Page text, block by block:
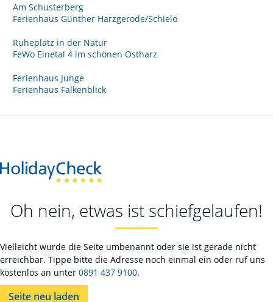
Am Schusterberg
Ferienhaus Günther Harzgerode/Schielo
Ruheplatz in der Natur
FeWo Einetal 4 im schönen Ostharz
Ferienhaus Junge
Ferienhaus Falkenblick
Oh nein, etwas ist schiefgelaufen!
Vielleicht wurde die Seite umbenannt oder sie ist gerade nicht
erreichbar. Tippe bitte die Adresse noch einmal ein oder ruf uns
kostenlos an unter 0891 437 9100.
Seite neu laden